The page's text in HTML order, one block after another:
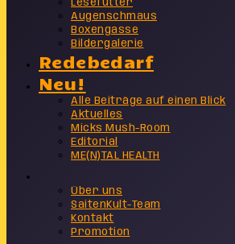
Lesefutter
Augenschmaus
Boxengasse
Bildergalerie
Redebedarf
Neu!
Alle Beiträge auf einen Blick
Aktuelles
Micks Mush-Room
Editorial
ME(N)TAL HEALTH
Über uns
SaitenKult-Team
Kontakt
Promotion